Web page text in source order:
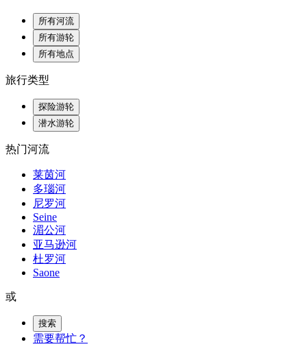
所有河流
所有游轮
所有地点
旅行类型
探险游轮
潜水游轮
热门河流
莱茵河
多瑙河
尼罗河
Seine
湄公河
亚马逊河
杜罗河
Saone
或
搜索
需要帮忙？